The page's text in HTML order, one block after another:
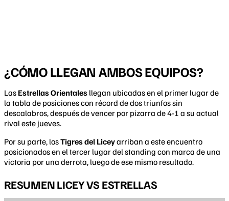
¿CÓMO LLEGAN AMBOS EQUIPOS?
Las Estrellas Orientales llegan ubicadas en el primer lugar de
la tabla de posiciones con récord de dos triunfos sin
descalabros, después de vencer por pizarra de 4-1 a su actual
rival este jueves.
Por su parte, losTigres del Liceyarriban a este encuentro
posicionados en el tercer lugar del standing con marca de una
victoria por una derrota, luego de ese mismo resultado.
RESUMEN LICEY VS ESTRELLAS